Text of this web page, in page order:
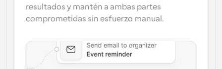
resultados y mantén a ambas partes
comprometidas sin esfuerzo manual.